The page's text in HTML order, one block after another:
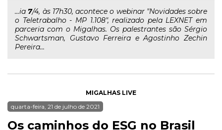
...ia 7/4, às 17h30, acontece o webinar "Novidades sobre
o Teletrabalho - MP 1.108", realizado pela LEXNET em
parceria com o Migalhas. Os palestrantes são Sérgio
Schwartsman, Gustavo Ferreira e Agostinho Zechin
Pereira...
MIGALHAS LIVE
quarta-feira, 21 de julho de 2021
Os caminhos do ESG no Brasil